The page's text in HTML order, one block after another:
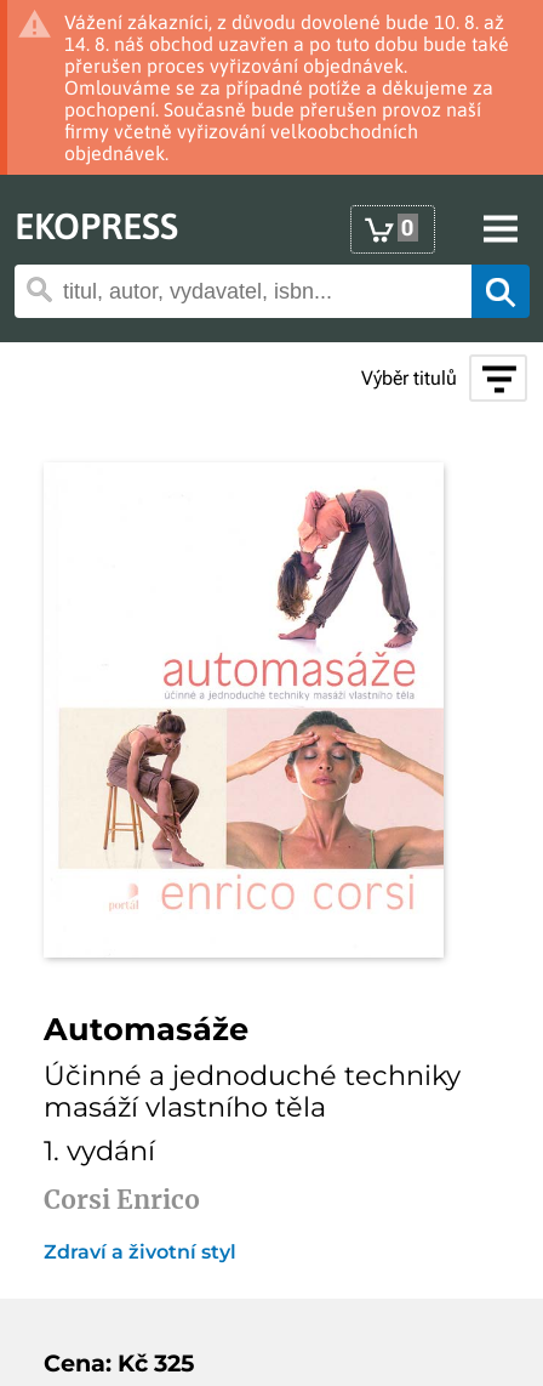
Vážení zákazníci, z důvodu dovolené bude 10. 8. až
14. 8. náš obchod uzavřen a po tuto dobu bude také
přerušen proces vyřizování objednávek.
Omlouváme se za případné potíže a děkujeme za
pochopení. Současně bude přerušen provoz naší
firmy včetně vyřizování velkoobchodních
objednávek.
EKOPRESS 0
Výběr titulů
Automasáže
Účinné a jednoduché techniky
masáží vlastního těla
1. vydání
Corsi Enrico
Zdraví a životní styl
Cena: Kč 325